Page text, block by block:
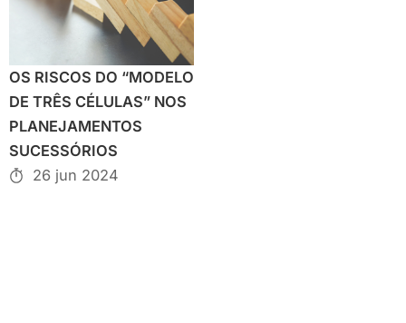
OS RISCOS DO “MODELO
DE TRÊS CÉLULAS” NOS
PLANEJAMENTOS
SUCESSÓRIOS
26 jun 2024